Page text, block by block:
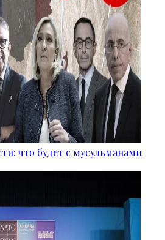
что будет с мусульманами